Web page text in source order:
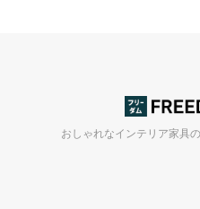
おしゃれなインテリア家具